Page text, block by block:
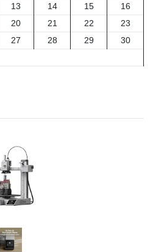
13 14 15
16
20 21 22
23
27 28 29
30